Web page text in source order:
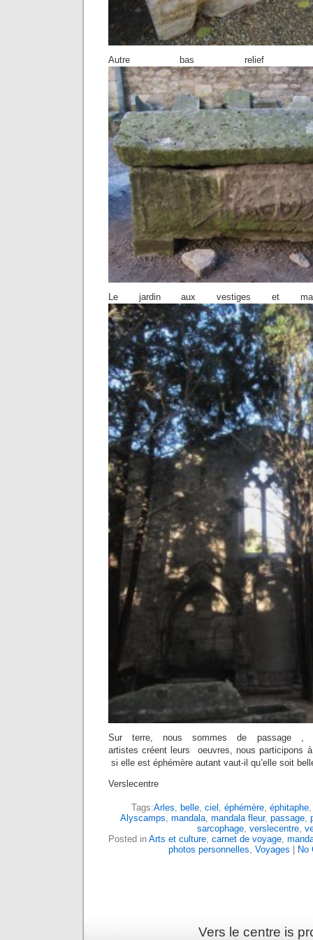
Autre bas relief de
Le jardin aux vestiges et
Sur terre, nous sommes de passage ,
artistes créent leurs oeuvres, nous participons
si elle est éphémère autant vaut-il qu’elle soit
Verslecentre
Tags:Arles belle, ciel éphémère, éphitaphe
Alyscamps mandala mandala fleur, passage
sarcophage verslecentre
Posted in Arts et culture carnet de voyage
photos personnelles Voyages | No
Vers le centre is